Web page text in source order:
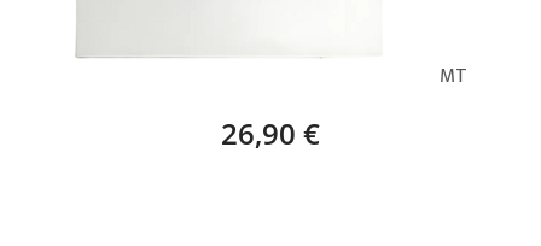
BASTIDOR EUROPA STAR (100 X 65 CM) – 40MT
26,90 €